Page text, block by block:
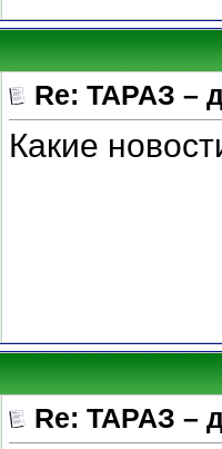
Re: ТАРАЗ –
Какие
Re: ТАРАЗ –